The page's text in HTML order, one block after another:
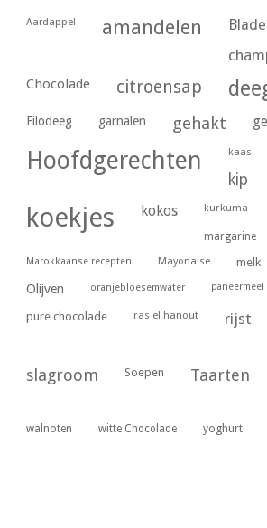
Aardappel amandelen
Chocolade citroensap
Filodeeg garnalen gehakt
Hoofdgerechten kaas
kip
koekjes kokos kurkuma
margarine
Marokkaanse recepten Mayonaise melk
Olijven oranjebloesemwater paneermeel
pure chocolade ras el hanout rijst
slagroom Soepen Taarten
walnoten witte Chocolade yoghurt